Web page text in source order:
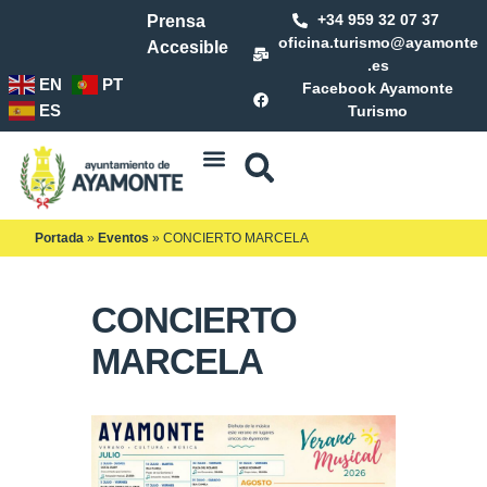
Prensa
Accesible
+34 959 32 07 37
oficina.turismo@ayamonte
.es
Facebook Ayamonte
Turismo
EN
PT
ES
Portada » Eventos » CONCIERTO MARCELA
CONCIERTO
MARCELA